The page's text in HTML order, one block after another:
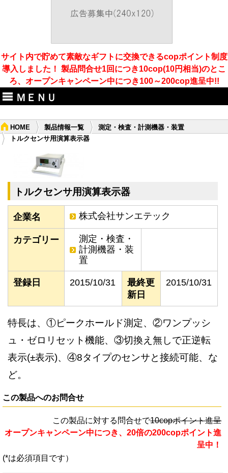
サイト内で貯めて素敵なギフトに交換できるcopポイント制度
導入しました！ 製品問合せ1回につき10cop(10円相当)のとこ
ろ、オープンキャンペーン中につき100～200cop進呈中!!
ＭＥＮＵ
HOME 製品情報一覧
測定・検査・計測機器・装置
トルクセンサ用演算表示器
トルクセンサ用演算表示器
企業名 株式会社サンエテック
カテゴリー
測定・検査・
計測機器・装
置
登録日 2015/10/31
最終更
新日
2015/10/31
特長は、①ピークホールド測定、②ワンプッシ
ュ・ゼロリセット機能、③切換え無しで正逆転
表示(±表示)、④8タイプのセンサと接続可能、な
ど。
この製品へのお問合せ
この製品に対する問合せで10copポイント進呈
オープンキャンペーン中につき、20倍の200copポイント進
呈中！
(*は必須項目です）